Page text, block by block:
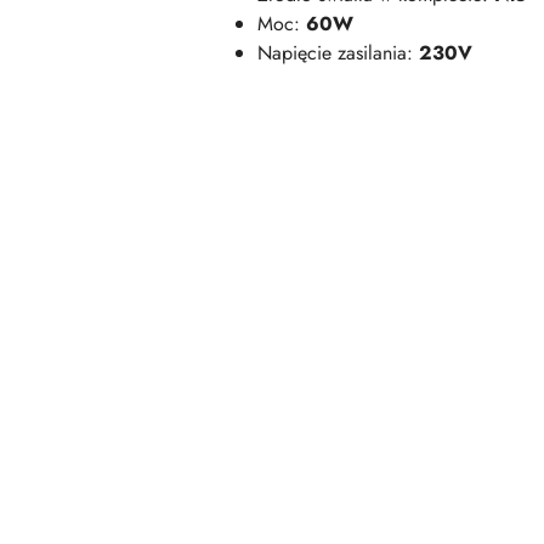
Moc: 60W
Napięcie zasilania: 230V